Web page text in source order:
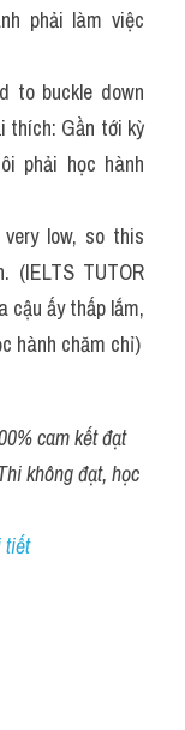
phải làm việc
to buckle down
thích: Gần tới kỳ
phải học hành
low, so this
(IELTS TUTOR
cậu ấy thấp lắm,
hành chăm chỉ)
cam kết đạt
không đạt, học
tiết